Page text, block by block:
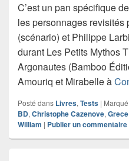
C’est un pan spécifique
les personnages
(scénario) et Philippe
durant Les Petits Mythos
Argonautes (Bamboo
Amouriq et Mirabelle à
Posté dans Livres,Tests |
BD,Christophe Cazenove,
William | Publier un commentaire